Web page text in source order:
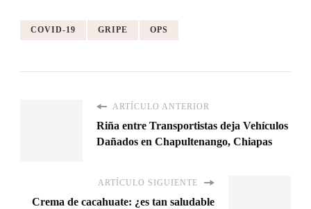
COVID-19 GRIPE OPS
ARTÍCULO ANTERIOR
Riña entre Transportistas deja Vehículos
Dañados en Chapultenango, Chiapas
ARTÍCULO SIGUIENTE
Crema de cacahuate: ¿es tan saludable